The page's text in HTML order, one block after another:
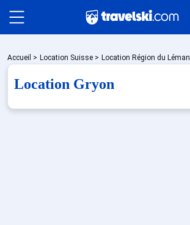
Packages
Accueil > Location Suisse > Location Région du Léman
Location Gryon